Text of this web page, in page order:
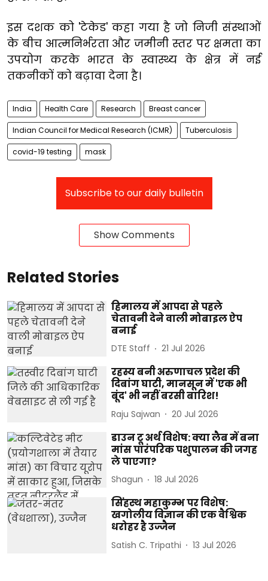
इस दशक को 'टेकेड' कहा गया है जो निजी संस्थाओं
के बीच आत्मनिर्भरता और जमीनी स्तर पर क्षमता का
उपयोग करके भारत के स्वास्थ्य के क्षेत्र में नई
तकनीकों को बढ़ावा देना है।
India Health Care Research Breast cancer
Indian Council for Medical Research (ICMR) Tuberculosis
covid-19 testing mask
Subscribe to our daily bulletin
Show Comments
Related Stories
हिमालय में आपदा से पहले
चेतावनी देने वाली मोबाइल ऐप
बनाई
DTE Staff 21 Jul 2026
रहस्य बनी अरुणाचल प्रदेश की
दिबांग घाटी, मानसून में 'एक भी
बूंद' भी नहीं बरसी बारिश!
Raju Sajwan 20 Jul 2026
डाउन टू अर्थ विशेष: क्या लैब में बना
मांस पारंपरिक पशुपालन की जगह
ले पाएगा?
Shagun 18 Jul 2026
सिंहस्थ महाकुम्भ पर विशेष:
खगोलीय विज्ञान की एक वैश्विक
धरोहर है उज्जैन
Satish C. Tripathi 13 Jul 2026